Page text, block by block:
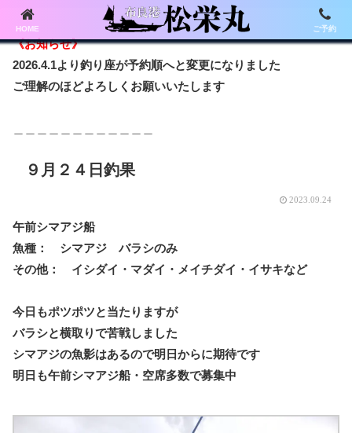
《お知らせ》
2026.4.1より釣り座が予約順へと変更になりました
ご理解のほどよろしくお願いいたします
９月２４日釣果
2023.09.24
午前シマアジ船
魚種： シマアジ バラシのみ
その他： イシダイ・マダイ・メイチダイ・イサキなど
今日もポツポツと当たりますが
バラシと横取りで苦戦しました
シマアジの魚影はあるので明日からに期待です
明日も午前シマアジ船・空席多数で募集中
HOME ご予約